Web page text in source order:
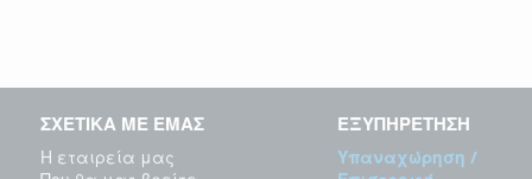
ΣΧΕΤΙΚΑ ΜΕ ΕΜΑΣ
Η εταιρεία μας
ΕΞΥΠΗΡΕΤΗΣΗ
Υπαναχώρηση /